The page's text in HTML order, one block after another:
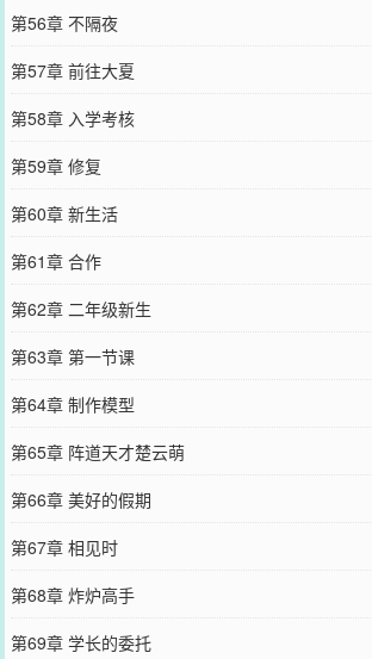
第56章 不隔夜
第57章 前往大夏
第58章 入学考核
第59章 修复
第60章 新生活
第61章 合作
第62章 二年级新生
第63章 第一节课
第64章 制作模型
第65章 阵道天才楚云萌
第66章 美好的假期
第67章 相见时
第68章 炸炉高手
第69章 学长的委托